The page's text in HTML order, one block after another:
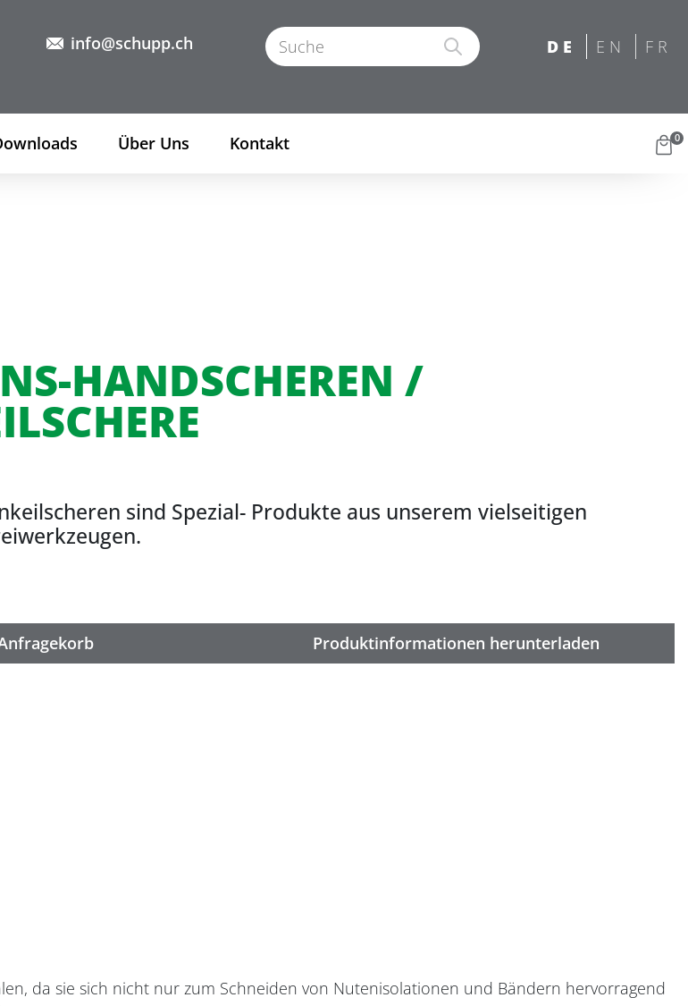
info@schupp.ch
Über Uns Kontakt 0
HANDSCHEREN /
sind Spezial- Produkte aus unserem vielseitigen
Produktinformationen herunterladen
da sie sich nicht nur zum Schneiden von Nutenisolationen und Bändern hervorragend